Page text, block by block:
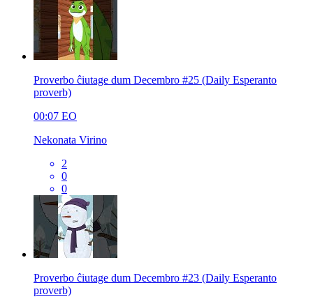
Proverbo ĉiutage dum Decembro #25 (Daily Esperanto
proverb)
00:07 EO
Nekonata Virino
2
0
0
Proverbo ĉiutage dum Decembro #23 (Daily Esperanto
proverb)